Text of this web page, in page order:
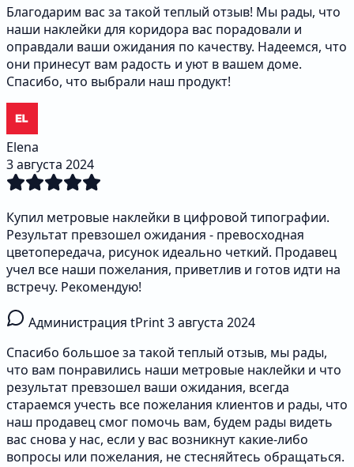
Благодарим вас за такой теплый отзыв! Мы рады, что
наши наклейки для коридора вас порадовали и
оправдали ваши ожидания по качеству. Надеемся, что
они принесут вам радость и уют в вашем доме.
Спасибо, что выбрали наш продукт!
Elena
3 августа 2024
Купил метровые наклейки в цифровой типографии.
Результат превзошел ожидания - превосходная
цветопередача, рисунок идеально четкий. Продавец
учел все наши пожелания, приветлив и готов идти на
встречу. Рекомендую!
Администрация tPrint3 августа 2024
Спасибо большое за такой теплый отзыв, мы рады,
что вам понравились наши метровые наклейки и что
результат превзошел ваши ожидания, всегда
стараемся учесть все пожелания клиентов и рады, что
наш продавец смог помочь вам, будем рады видеть
вас снова у нас, если у вас возникнут какие-либо
вопросы или пожелания, не стесняйтесь обращаться.